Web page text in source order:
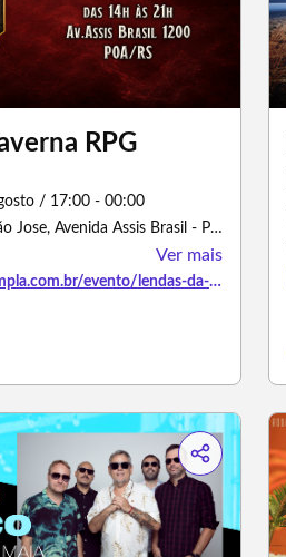
RPG
/ 17:00 - 00:00
Esporte Clube São Jose, Avenida Assis Brasil - Porto Alegre/Rio Grande do Sul
Ver mais
https://www.sympla.com.br/evento/lendas-da-taverna-rpg/3478472